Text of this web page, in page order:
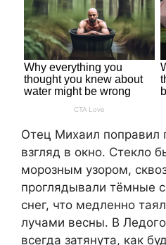
Отец Михаил поправил
взгляд в окно. Стекло
морозным узором,
проглядывали тёмные
снег, что медленно
лучами весны. В
всегда затянута, как